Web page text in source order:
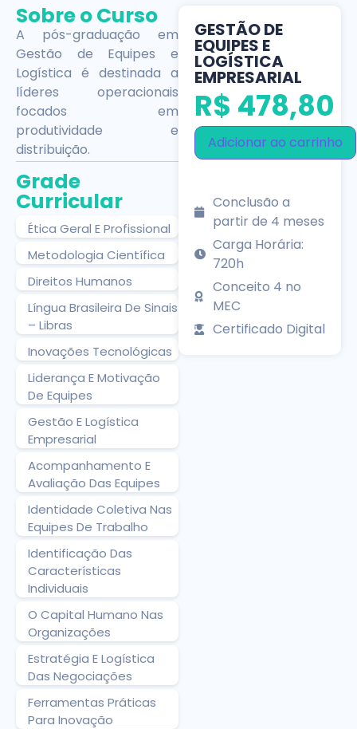
Sobre o Curso
A pós-graduação em
Gestão de Equipes e
Logística é destinada a
líderes operacionais
focados em
produtividade e
distribuição.
Grade
Curricular
Ética Geral E Profissional
Metodologia Científica
Direitos Humanos
Língua Brasileira De Sinais
– Libras
Inovações Tecnológicas
Liderança E Motivação
De Equipes
Gestão E Logística
Empresarial
Acompanhamento E
Avaliação Das Equipes
Identidade Coletiva Nas
Equipes De Trabalho
Identificação Das
Características
Individuais
O Capital Humano Nas
Organizações
Estratégia E Logística
Das Negociações
Ferramentas Práticas
Para Inovação
GESTÃO DE
EQUIPES E
LOGÍSTICA
EMPRESARIAL
R$ 478,80
Adicionar ao carrinho
Conclusão a
partir de 4 meses
Carga Horária:
720h
Conceito 4 no
MEC
Certificado Digital